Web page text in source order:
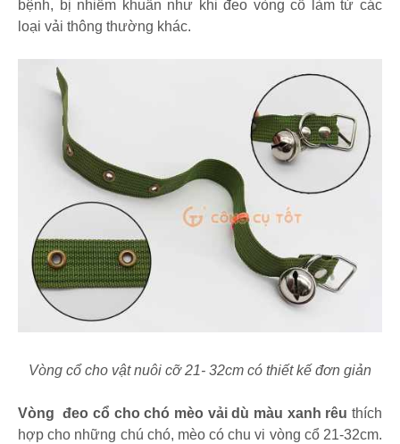
bệnh, bị nhiễm khuẩn như khi đeo vòng cổ làm từ các
loại vải thông thường khác.
Vòng cổ cho vật nuôi cỡ 21- 32cm có thiết kế đơn giản
Vòng đeo cổ cho chó mèo vải dù màu xanh rêu thích
hợp cho những chú chó, mèo có chu vi vòng cổ 21-32cm.